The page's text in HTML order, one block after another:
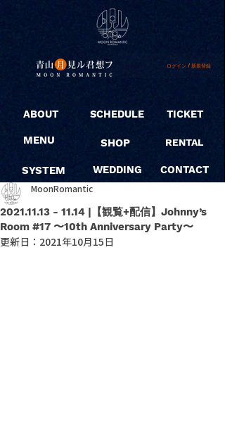
ログイン / 新規登録
ABOUT
MENU
SYSTEM
SCHEDULE
SHOP
WEDDING
TICKET
RENTAL
CONTACT
2021.11.13 - 11.14 |【観覧+配信】Johnny’s
Room #17 〜10th Anniversary Party〜
MoonRomantic
更新日： 2021年10月15日